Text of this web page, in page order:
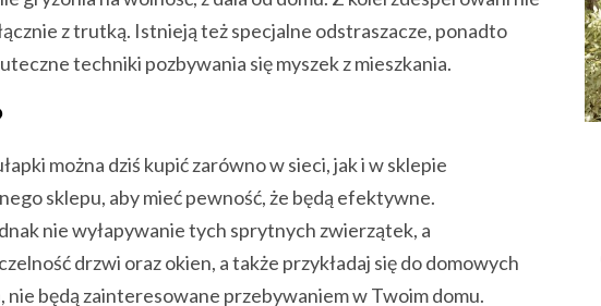
z trutką. Istnieją też specjalne odstraszacze, ponadto
techniki pozbywania się myszek z mieszkania.
można dziś kupić zarówno w sieci, jak i w sklepie
sklepu, aby mieć pewność, że będą efektywne.
nie wyłapywanie tych sprytnych zwierzątek, a
drzwi oraz okien, a także przykładaj się do domowych
będą zainteresowane przebywaniem w Twoim domu.